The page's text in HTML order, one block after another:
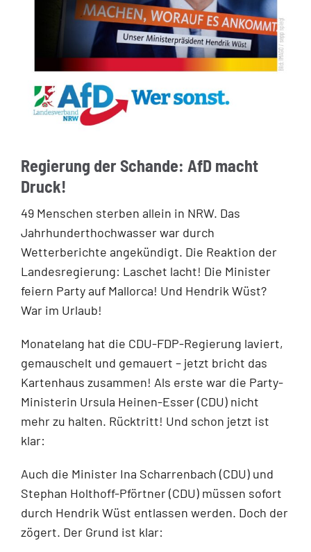
Regierung der Schande: AfD macht
Druck!
49 Menschen sterben allein in NRW. Das
Jahrhunderthochwasser war durch
Wetterberichte angekündigt. Die Reaktion der
Landesregierung: Laschet lacht! Die Minister
feiern Party auf Mallorca! Und Hendrik Wüst?
War im Urlaub!
Monatelang hat die CDU-FDP-Regierung laviert,
gemauschelt und gemauert – jetzt bricht das
Kartenhaus zusammen! Als erste war die Party-
Ministerin Ursula Heinen-Esser (CDU) nicht
mehr zu halten. Rücktritt! Und schon jetzt ist
klar:
Auch die Minister Ina Scharrenbach (CDU) und
Stephan Holthoff-Pförtner (CDU) müssen sofort
durch Hendrik Wüst entlassen werden. Doch der
zögert. Der Grund ist klar: